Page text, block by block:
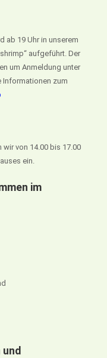
ab 19 Uhr in unserem
aufgeführt. Der
um Anmeldung unter
Informationen zum
wir von 14.00 bis 17.00
ein.
im
und